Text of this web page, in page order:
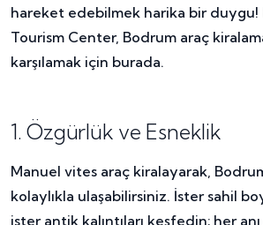
hareket edebilmek harika bir duygu!
Tourism Center, Bodrum araç
karşılamak için burada.
1. Özgürlük ve Esneklik
Manuel vites araç kiralayarak,
kolaylıkla ulaşabilirsiniz. İster sahil
ister antik kalıntıları keşfedin; her